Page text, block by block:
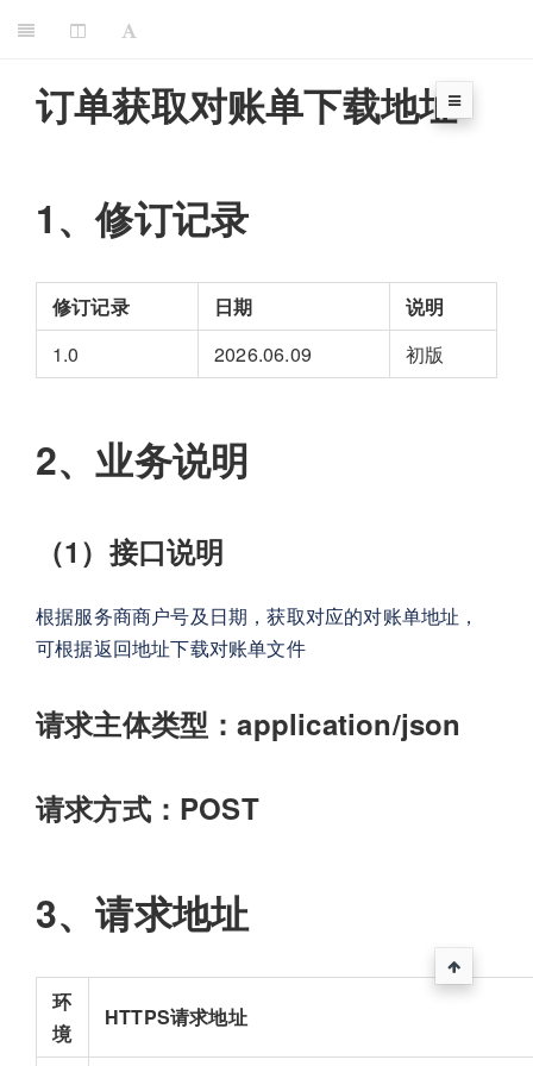
订单获取对账单下载地址
1、修订记录
修订记录 日期
说明
1.0
2026.06.09 初版
2、业务说明
（1）接口说明
根据服务商商户号及日期，获取对应的对账单地址，
可根据返回地址下载对账单文件
请求主体类型：application/json
请求方式：POST
3、请求地址
环
境
HTTPS请求地址